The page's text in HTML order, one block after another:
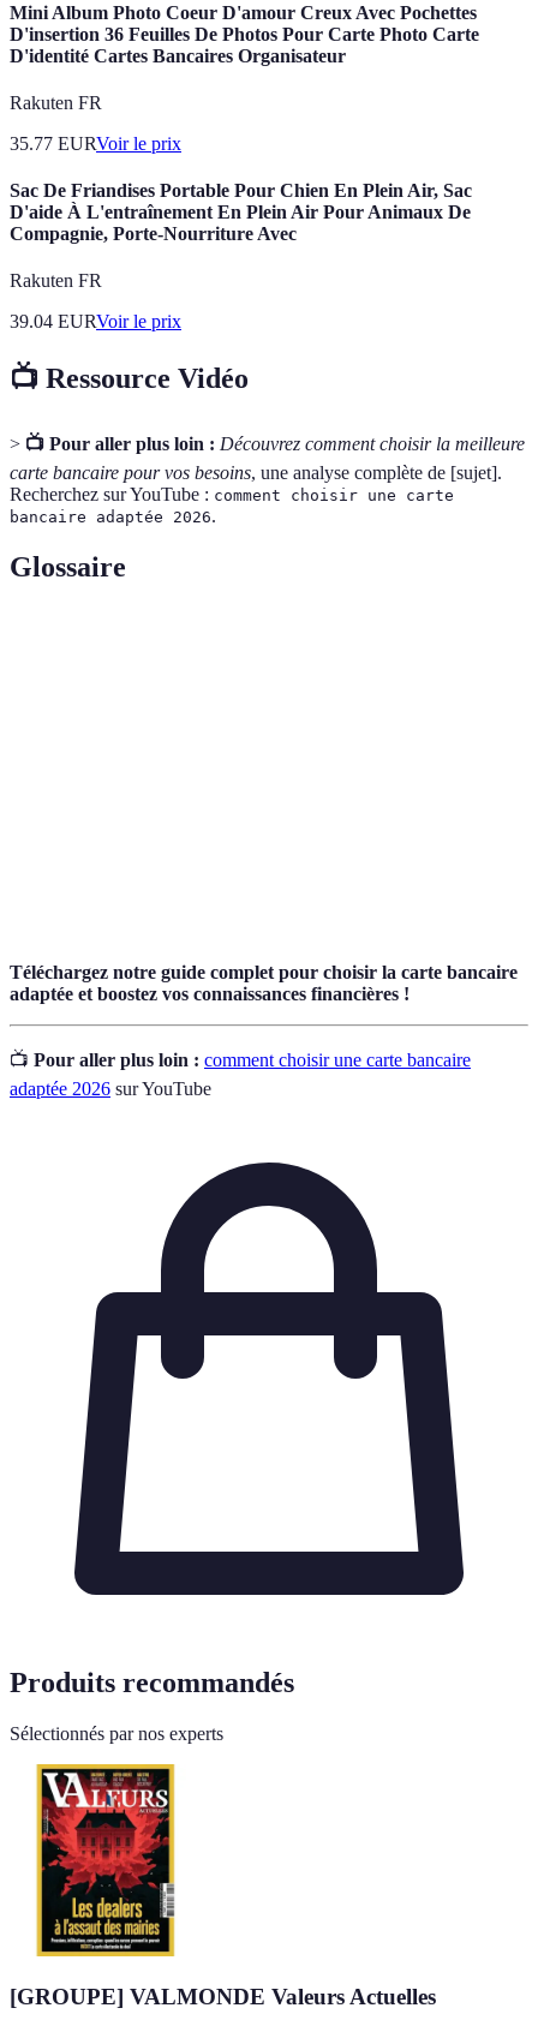
Mini Album Photo Coeur D'amour Creux Avec Pochettes
D'insertion 36 Feuilles De Photos Pour Carte Photo Carte
D'identité Cartes Bancaires Organisateur
Rakuten FR
35.77 EURVoir le prix
Sac De Friandises Portable Pour Chien En Plein Air, Sac
D'aide À L'entraînement En Plein Air Pour Animaux De
Compagnie, Porte-Nourriture Avec
Rakuten FR
39.04 EURVoir le prix
📺 Ressource Vidéo
> 📺 Pour aller plus loin : Découvrez comment choisir la meilleure
carte bancaire pour vos besoins, une analyse complète de [sujet].
Recherchez sur YouTube : comment choisir une carte
bancaire adaptée 2026.
Glossaire
Téléchargez notre guide complet pour choisir la carte bancaire
adaptée et boostez vos connaissances financières !
📺 Pour aller plus loin : comment choisir une carte bancaire
adaptée 2026 sur YouTube
Produits recommandés
Sélectionnés par nos experts
[GROUPE] VALMONDE Valeurs Actuelles